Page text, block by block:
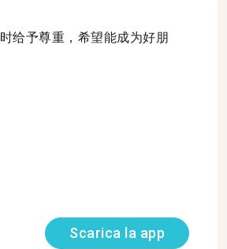
给予尊重，希望能成为好朋
Scarica la app